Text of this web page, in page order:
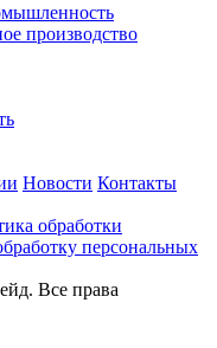
производство
Новости Контакты
обработки
персональных
Все права